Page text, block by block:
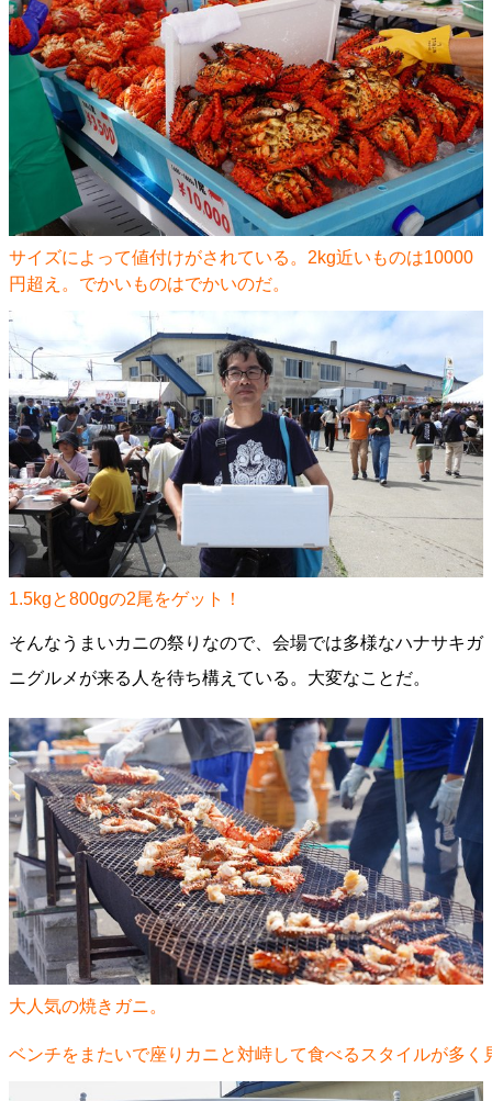
サイズによって値付けがされている。2kg近いものは10000
円超え。でかいものはでかいのだ。
1.5kgと800gの2尾をゲット！
そんなうまいカニの祭りなので、会場では多様なハナサキガ
ニグルメが来る人を待ち構えている。大変なことだ。
大人気の焼きガニ。
ベンチをまたいで座りカニと対峙して食べるスタイルが多く